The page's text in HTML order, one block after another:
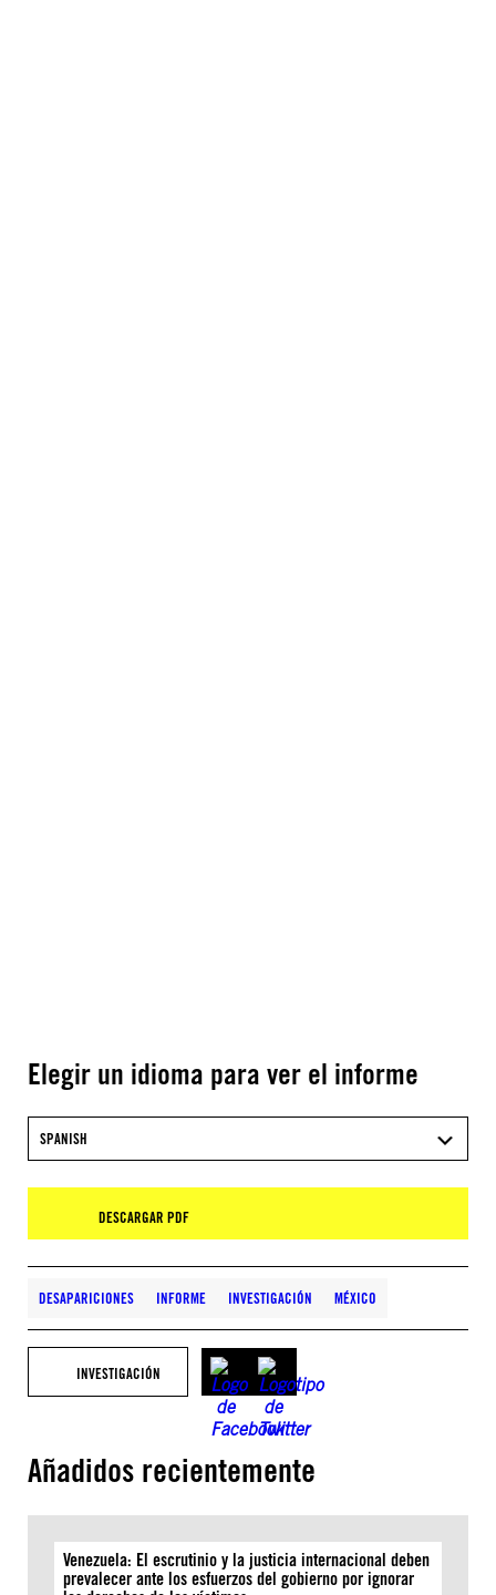
Elegir un idioma para ver el informe
SPANISH
DESCARGAR PDF
DESAPARICIONES INFORME INVESTIGACIÓN MÉXICO
INVESTIGACIÓN
Añadidos recientemente
Venezuela: El escrutinio y la justicia internacional deben
prevalecer ante los esfuerzos del gobierno por ignorar